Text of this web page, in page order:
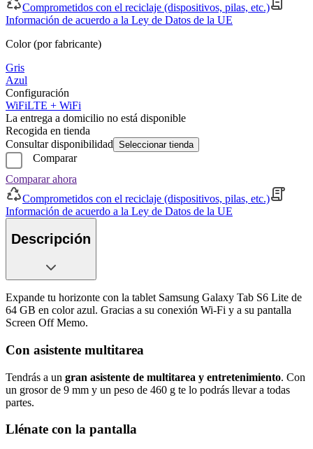
Comprometidos con el reciclaje (dispositivos, pilas, etc.)
Información de acuerdo a la Ley de Datos de la UE
Color (por fabricante)
Gris
Azul
Configuración
WiFiLTE + WiFi
La entrega a domicilio no está disponible
Recogida en tienda
Consultar disponibilidad Seleccionar tienda
Comparar
Comparar ahora
Comprometidos con el reciclaje (dispositivos, pilas, etc.)
Información de acuerdo a la Ley de Datos de la UE
Descripción
Expande tu horizonte con la tablet Samsung Galaxy Tab S6 Lite de
64 GB en color azul. Gracias a su conexión Wi-Fi y a su pantalla
Screen Off Memo.
Con asistente multitarea
Tendrás a un gran asistente de multitarea y entretenimiento. Con
un grosor de 9 mm y un peso de 460 g te lo podrás llevar a todas
partes.
Llénate con la pantalla